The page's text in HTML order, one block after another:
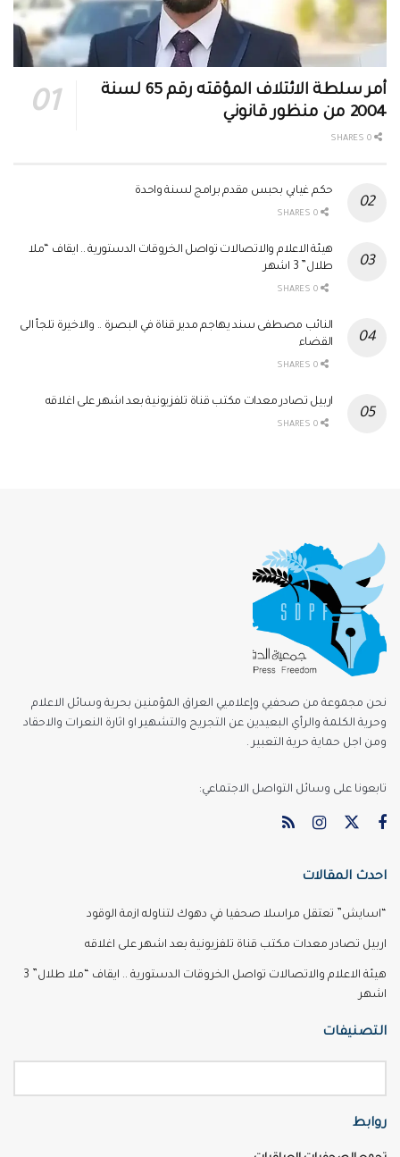
أمر سلطة الائتلاف المؤقته رقم 65 لسنة
2004 من منظور قانوني
حكم غيابي بحبس مقدم برامج لسنة واحدة
هيئة الاعلام والاتصالات تواصل الخروقات الدستورية .. ايقاف “ملا
طلال” 3 اشهر
النائب مصطفى سند يهاجم مدير قناة في البصرة .. والاخيرة تلجأ الى
القضاء
اربيل تصادر معدات مكتب قناة تلفزيونية بعد اشهر على اغلاقه
نحن مجموعة من صحفيي وإعلاميي العراق المؤمنين بحرية وسائل الاعلام
وحرية الكلمة والرأي البعيدين عن التجريح والتشهير او اثارة النعرات والاحقاد
ومن اجل حماية حرية التعبير .
تابعونا على وسائل التواصل الاجتماعي:
احدث المقالات
“اسايش” تعتقل مراسلا صحفيا في دهوك لتناوله ازمة الوقود
اربيل تصادر معدات مكتب قناة تلفزيونية بعد اشهر على اغلاقه
هيئة الاعلام والاتصالات تواصل الخروقات الدستورية .. ايقاف “ملا طلال” 3
اشهر
التصنيفات
روابط